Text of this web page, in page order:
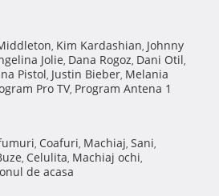
, Kim Kardashian, Johnny
Jolie, Dana Rogoz, Dani Otil,
Pistol, Justin Bieber, Melania
Pro TV, Program Antena 1
, Coafuri, Machiaj, Sani,
, Celulita, Machiaj ochi,
de acasa